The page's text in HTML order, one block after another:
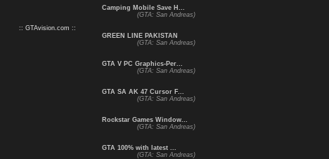
:: GTAvision.com ::
Camping Mobile Save H...
(GTA: San Andreas)
GREEN LINE PAKISTAN
(GTA: San Andreas)
GTA V PC Graphics-Per...
(GTA: San Andreas)
GTA SA AK 47 Cursor F...
(GTA: San Andreas)
Rockstar Games Window...
(GTA: San Andreas)
GTA 100% with latest ...
(GTA: San Andreas)